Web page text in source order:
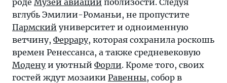
роде Музей авиации поблизости. Следуя
вглубь Эмилии-Романьи, не пропустите
Пармский университет и одноименную
ветчину, Феррару, которая сохранила роскошь
времен Ренессанса, а также средневековую
Моденуи уютный Форли. Кроме того, своих
гостей ждут мозаики Равенны, собор в